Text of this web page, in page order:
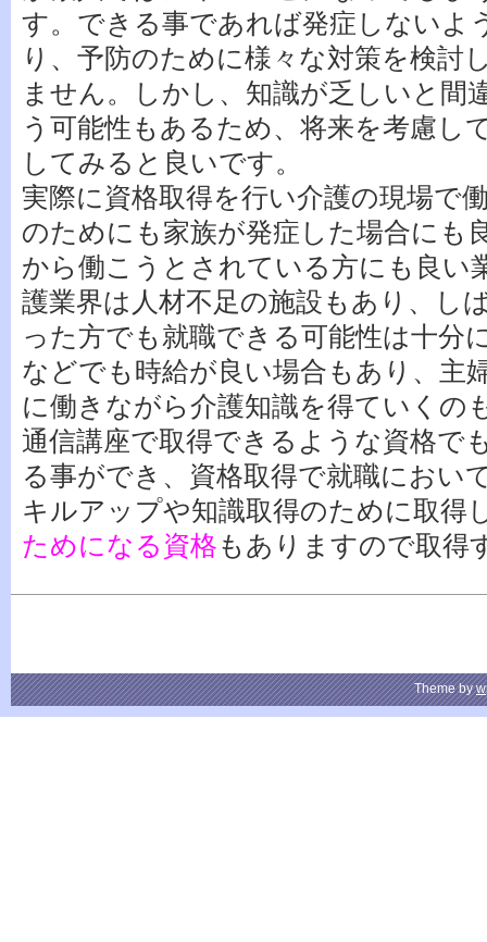
す。できる事であれば発症しないよ
り、予防のために様々な対策を検討
ません。しかし、知識が乏しいと間
う可能性もあるため、将来を考慮し
してみると良いです。
実際に資格取得を行い介護の現場で
のためにも家族が発症した場合にも
から働こうとされている方にも良い
護業界は人材不足の施設もあり、し
った方でも就職できる可能性は十分
などでも時給が良い場合もあり、主
に働きながら介護知識を得ていくの
通信講座で取得できるような資格で
る事ができ、資格取得で就職におい
キルアップや知識取得のために取得
ためになる資格もありますので取得
Theme by